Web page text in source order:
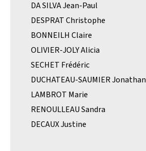
DA SILVA Jean-Paul
DESPRAT Christophe
BONNEILH Claire
OLIVIER-JOLY Alicia
SECHET Frédéric
DUCHATEAU-SAUMIER Jonathan
LAMBROT Marie
RENOULLEAU Sandra
DECAUX Justine